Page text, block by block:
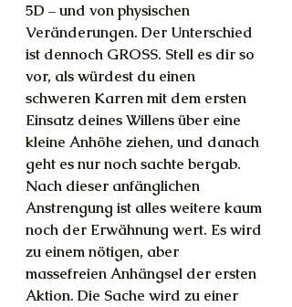
5D – und von physischen
Veränderungen. Der Unterschied
ist dennoch GROSS. Stell es dir so
vor, als würdest du einen
schweren Karren mit dem ersten
Einsatz deines Willens über eine
kleine Anhöhe ziehen, und danach
geht es nur noch sachte bergab.
Nach dieser anfänglichen
Anstrengung ist alles weitere kaum
noch der Erwähnung wert. Es wird
zu einem nötigen, aber
massefreien Anhängsel der ersten
Aktion. Die Sache wird zu einer